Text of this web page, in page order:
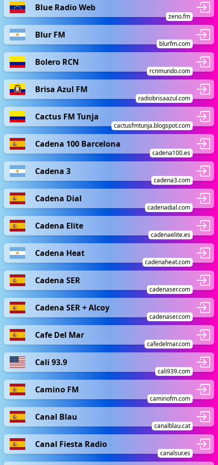
Blue Radio Web
zeno.fm
Blur FM
blurfm.com
Bolero RCN
rcnmundo.com
Brisa Azul FM
radiobrisaazul.com
Cactus FM Tunja
cactusfmtunja.blogspot.com
Cadena 100 Barcelona
cadena100.es
Cadena 3
cadena3.com
Cadena Dial
cadenadial.com
Cadena Elite
cadenaelite.es
Cadena Heat
cadenaheat.com
Cadena SER
cadenaser.com
Cadena SER + Alcoy
cadenaser.com
Cafe Del Mar
cafedelmar.com
Cali 93.9
cali939.com
Camino FM
caminofm.com
Canal Blau
canalblau.cat
Canal Fiesta Radio
canalsur.es